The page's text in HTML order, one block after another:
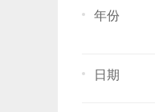
年份
日期